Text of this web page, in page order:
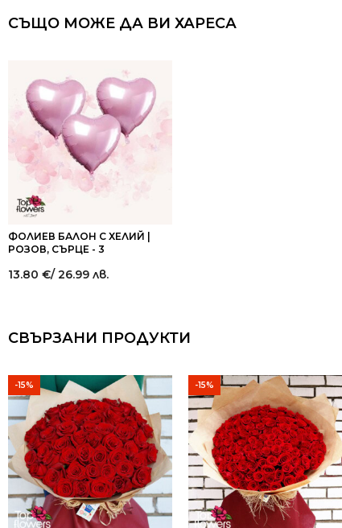
СЪЩО МОЖЕ ДА ВИ ХАРЕСА
ФОЛИЕВ БАЛОН С ХЕЛИЙ |
РОЗОВ, СЪРЦЕ - 3
13.80 €/ 26.99 лв.
СВЪРЗАНИ ПРОДУКТИ
-15% -15%